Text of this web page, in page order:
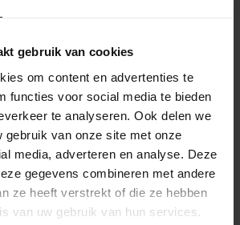
gebruik van cookies
om content en advertenties te
functies voor social media te bieden
te analyseren. Ook delen we
gebruik van onze site met onze
media, adverteren en analyse. Deze
gegevens combineren met andere
ze heeft verstrekt of die ze hebben
van uw gebruik van hun services.
& België)
van producten.
Levering via PostNL of DPD.
je bestelling met een track &
verzending mogelijk. (PostNL,
DHL Express)
Binnen Nederland kosteloos
binnen 14 dagen, mits in originele